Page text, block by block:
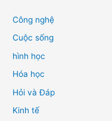
Công nghệ
Cuộc sống
hình học
Hóa học
Hỏi và Đáp
Kinh tế